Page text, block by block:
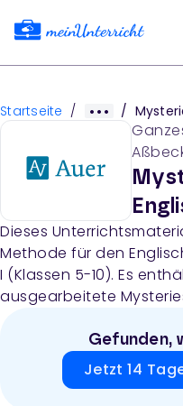
Startseite / /
Dieses
Methode für den
I (Klassen 5-10). Es
ausgearbeitete
schottische Städte,
Native Americans, der
australische
Gefunden,
Jetzt 14